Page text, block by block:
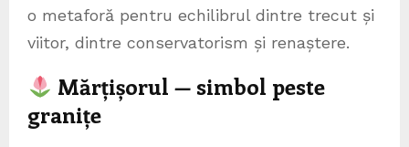
o metaforă pentru echilibrul dintre trecut și
viitor, dintre conservatorism și renaștere.
Mărțișorul — simbol peste
granițe